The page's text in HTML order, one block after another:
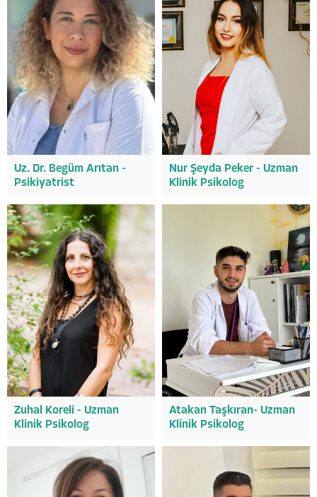
Uz. Dr. Begüm Arıtan -
Psikiyatrist
Nur Şeyda Peker - Uzman
Klinik Psikolog
Zuhal Koreli - Uzman
Klinik Psikolog
Atakan Taşkıran- Uzman
Klinik Psikolog